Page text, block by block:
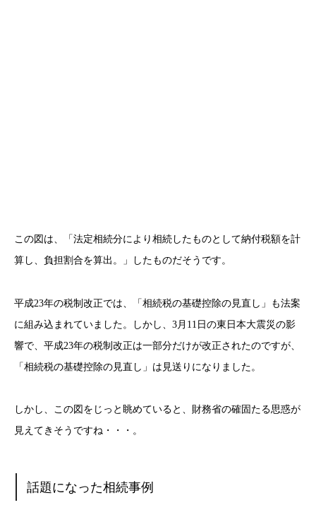
この図は、「法定相続分により相続したものとして納付税額を計
算し、負担割合を算出。」したものだそうです。
平成23年の税制改正では、「相続税の基礎控除の見直し」も法案
に組み込まれていました。しかし、3月11日の東日本大震災の影
響で、平成23年の税制改正は一部分だけが改正されたのですが、
「相続税の基礎控除の見直し」は見送りになりました。
しかし、この図をじっと眺めていると、財務省の確固たる思惑が
見えてきそうですね・・・。
話題になった相続事例